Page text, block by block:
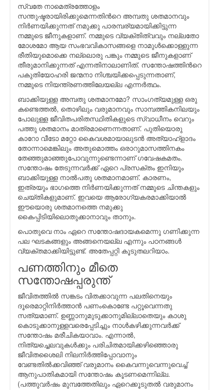
സ്വതേ നാമെത്രത്തോളം
സന്തുഷ്ടരായിരിക്കുമെന്നതിന്‍റെ അമ്പതു ശതമാനവും
നിര്‍ണയിക്കുന്നത് നമുക്കു പാരമ്പര്യമായിക്കിട്ടുന്ന
നമ്മുടെ ജീനുകളാണ്. നമ്മുടെ വ്യക്തിത്വവും നല്ലതോ
മോശമോ ആയ സംഭവവികാസങ്ങളെ നാമുള്‍ക്കൊള്ളുന്ന
രീതിയുമൊക്കെ നല്ലൊരു പങ്കും നമ്മുടെ ജീനുകളാണ്
തീരുമാനിക്കുന്നത് എന്നതിനാലാണിത്. സന്തോഷത്തിന്‍റെ
പകുതിയോഹരി ജന്മനാ നിശ്ചയിക്കപ്പെടുന്നതാണ്,
നമ്മുടെ നിയന്ത്രണത്തിലേയല്ല എന്നര്‍ത്ഥം.
ബാക്കിയുള്ള അമ്പതു ശതമാനമോ? സാംഗത്യമുള്ള ഒരു
കണ്ടെത്തല്‍, തൊഴിലും വരുമാനവും സാമ്പത്തികനിലയും
പോലുള്ള ജീവിതപരിതസ്ഥിതികളുടെ സ്വാധീനം വെറും
പത്തു ശതമാനം മാത്രമാണെന്നതാണ്. പുതിയൊരു
കാറോ വീടോ മറ്റോ കൈവശമായാലുടന്‍ അത്യാഹ്ളാദം
തോന്നാമെങ്കിലും അതുമൊത്തം ഒരാറുമാസത്തിനകം
തേഞ്ഞുമാഞ്ഞുപോവുന്നുണ്ടെന്നാണ് ഗവേഷകമതം.
സന്തോഷം തേടുന്നവര്‍ക്ക് ഏറെ പ്രസക്തം ഇനിയും
ബാക്കിയുള്ള നാല്‍പതു ശതമാനമാണ്. കാരണം,
ഇത്രയും ഭാഗത്തെ നിര്‍ണയിക്കുന്നത് നമ്മുടെ ചിന്തകളും
ചെയ്തികളുമാണ്. ഇവയെ ആരോഗ്യകരമാക്കിയാല്‍
ഈയൊരു ശതമാനത്തെ നമുക്കു
കൈപ്പിടിയിലൊതുക്കാനാവും താനും.
പൊതുവെ നാം ഏറെ സന്തോഷദായകമെന്നു ഗണിക്കുന്ന
പല ഘടകങ്ങളും അങ്ങനെയല്ല എന്നും പഠനങ്ങള്‍
വ്യക്തമാക്കിയിട്ടുണ്ട്. അതേപ്പറ്റി കൂടുതലറിയാം.
പണത്തിനും മീതെ
സന്തോഷപ്പരുന്ത്
ജീവിതത്തില്‍ സങ്കടം വിതക്കാവുന്ന പലതിനെയും
ദൂരെമാറ്റിനിര്‍ത്താന്‍ പണംകൊണ്ടേ പറ്റൂവെന്നതു
സത്യമാണ്. ഉണ്ണാനുമുടുക്കാനുമില്ലാതെയും കാശു
കൊടുക്കാനുള്ളവരെപ്പേടിച്ചും നാള്‍കഴിക്കുന്നവര്‍ക്ക്
സന്തോഷം മരീചികയാവാം. എന്നാല്‍,
നിത്യച്ചെലവുകള്‍ക്കും പരിചിതമായിക്കഴിഞ്ഞൊരു
ജീവിതശൈലി നിലനിര്‍ത്തിപ്പോവാനും
വേണ്ടതില്‍ക്കവിഞ്ഞ് വരുമാനം കൈവന്നുവെന്നുവെച്ച്
ആനുപാതികമായി സന്തോഷം കൂടണമെന്നില്ല.
(പത്തുവര്‍ഷം മുമ്പത്തേതിലും ഏറെക്കൂടുതല്‍ വരുമാനം